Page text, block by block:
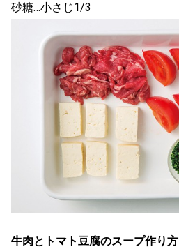
砂糖…小さじ1/3
牛肉とトマト豆腐のスープ作り方